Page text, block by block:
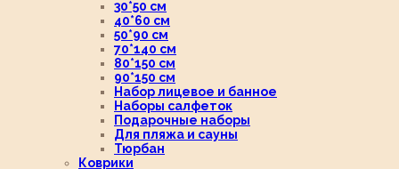
30*50 см
40*60 см
50*90 см
70*140 см
80*150 см
90*150 см
Набор лицевое и банное
Наборы салфеток
Подарочные наборы
Для пляжа и сауны
Тюрбан
Коврики